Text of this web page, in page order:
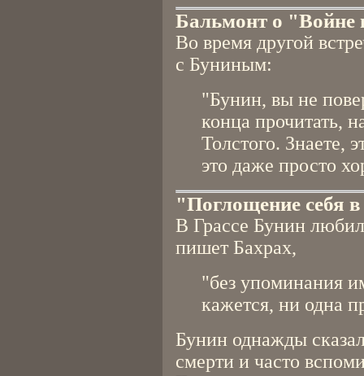
Бальмонт о "Войне
Во время другой
с Буниным:
"Бунин, вы не
конца прочитать,
Толстого. Знаете,
это даже просто
"Поглощение себя
В Грассе Бунин
пишет Бахрах,
"без упоминания
кажется, ни одна
Бунин однажды
смерти и часто